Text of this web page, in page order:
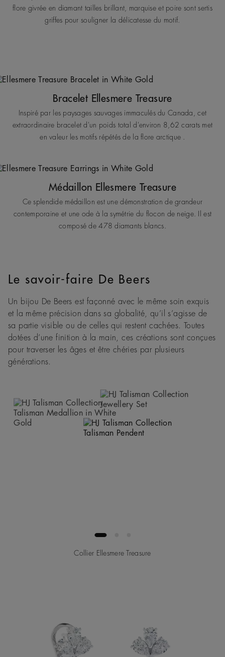
flore givrée en diamant tailles brillant, marquise et poire sont sertis
griffes pour souligner la délicatesse du motif.
Bracelet Ellesmere Treasure
Inspiré par les paysages sauvages immaculés du Canada, cet
extraordinaire bracelet d'un poids total d'environ 8,62 carats met
en valeur les motifs répétés de la flore arctique .
Médaillon Ellesmere Treasure
Ce splendide médaillon est une démonstration de grandeur
contemporaine et une ode à la symétrie du flocon de neige. Il est
composé de 478 diamants blancs.
Le savoir-faire De Beers
Un bijou De Beers est façonné avec le même soin exquis
et la même précision dans sa globalité, qu’il s’agisse de
sa partie visible ou de celles qui restent cachées. Toutes
dotées d’une finition à la main, ces créations sont conçues
pour traverser les âges et être chéries par plusieurs
générations.
Collier Ellesmere Treasure